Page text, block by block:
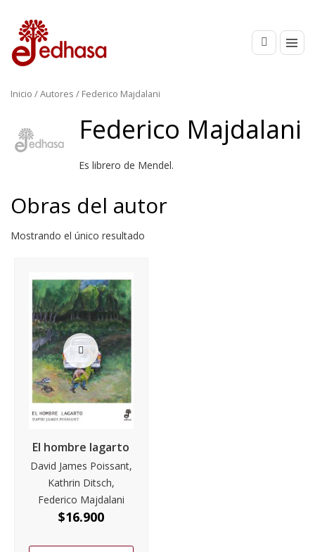
Inicio / Autores / Federico Majdalani
Federico Majdalani
Es librero de Mendel.
Obras del autor
Mostrando el único resultado
El hombre lagarto
David James Poissant,
Kathrin Ditsch,
Federico Majdalani
$16.900